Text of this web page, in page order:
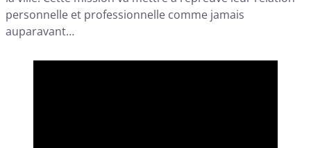
personnelle et professionnelle comme jamais
auparavant…